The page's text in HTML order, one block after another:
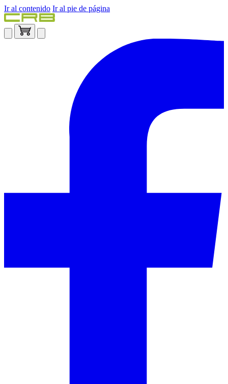
Ir al contenido Ir al pie de página